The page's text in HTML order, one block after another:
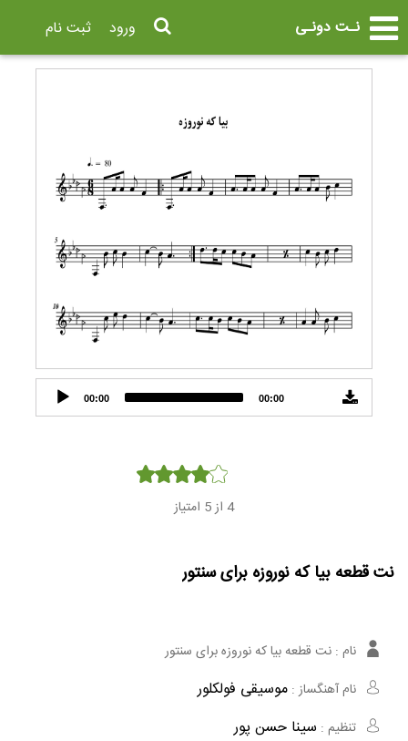
نـت دونـی ثبت نام ورود
Audio
Player
00:00 00:00
4 از 5 امتیاز
نت قطعه بیا که نوروزه برای سنتور
نام : نت قطعه بیا که نوروزه برای سنتور
نام آهنگساز : موسیقی فولکلور
تنظیم : سینا حسن پور